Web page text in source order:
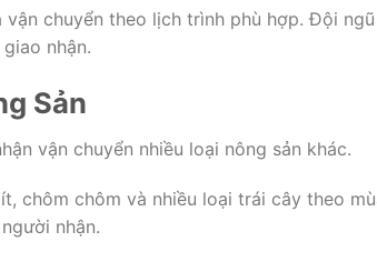
chuyển theo lịch trình phù hợp. Đội ngũ
nhận.
Sản
vận chuyển nhiều loại nông sản khác.
chôm chôm và nhiều loại trái cây theo
nhận.